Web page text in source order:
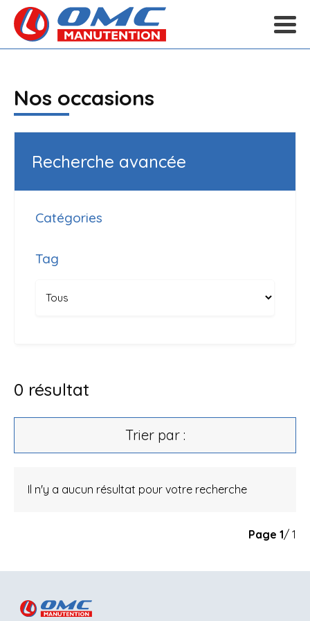
Nos occasions
Recherche avancée
Catégories
Tag
0 résultat
Trier par :
Il n'y a aucun résultat pour votre recherche
Page 1/ 1